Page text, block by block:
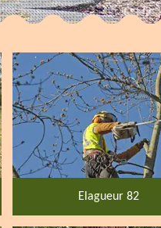
Elagueur 82